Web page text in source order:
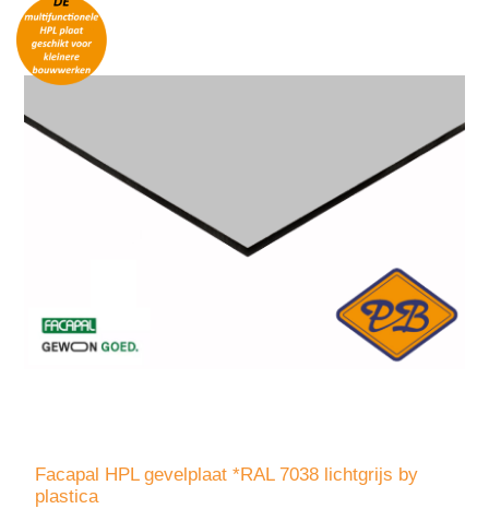
Facapal HPL gevelplaat *RAL 7038 lichtgrijs by
plastica